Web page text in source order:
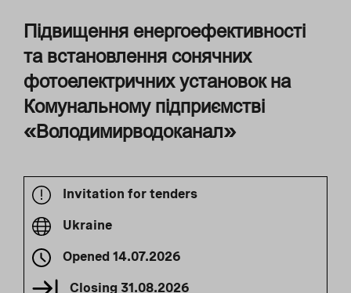
Підвищення енергоефективності
та встановлення сонячних
фотоелектричних установок на
Комунальному підприємстві
«Володимирводоканал»
Invitation for tenders
Ukraine
Opened 14.07.2026
Closing 31.08.2026